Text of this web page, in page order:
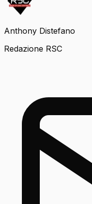
Anthony Distefano
Redazione RSC